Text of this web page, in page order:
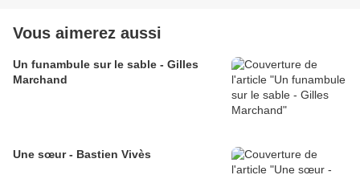
Vous aimerez aussi
Un funambule sur le sable - Gilles
Marchand
Une sœur - Bastien Vivès